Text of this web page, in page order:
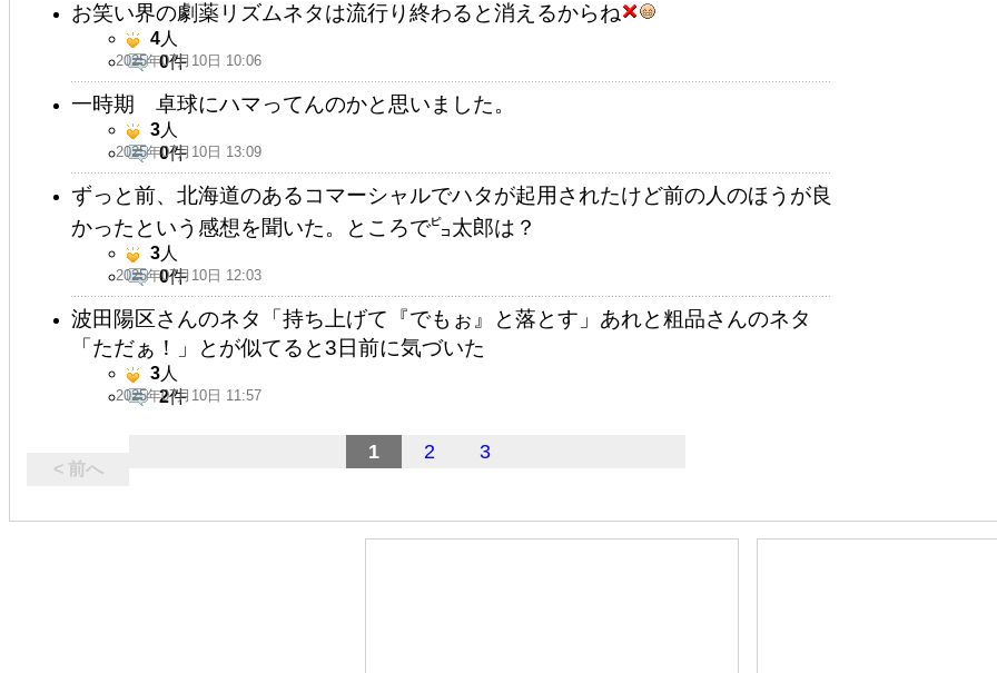
お笑い界の劇薬リズムネタは流行り終わると消えるからね
2025年07月10日 10:06
4人
0件
一時期 卓球にハマってんのかと思いました。
2025年07月10日 13:09
3人
0件
ずっと前、北海道のあるコマーシャルでハタが起用されたけど前の人のほうが良
かったという感想を聞いた。ところで㌰太郎は？
2025年07月10日 12:03
3人
0件
波田陽区さんのネタ「持ち上げて『でもぉ』と落とす」あれと粗品さんのネタ
「ただぁ！」とが似てると3日前に気づいた
2025年07月10日 11:57
3人
2件
< 前へ
1 2 3